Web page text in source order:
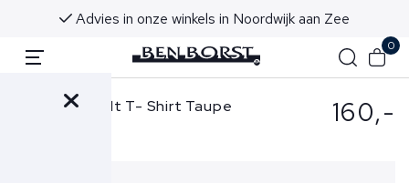
Advies in onze winkels in Noordwijk aan Zee
0
Stefan Brandt T- Shirt Taupe 160,-